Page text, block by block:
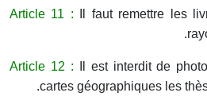
Article 11 :
Il faut remettre les
Article 12 :
Il est interdit de
cartes géographiques les